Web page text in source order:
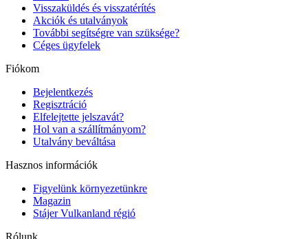
Visszaküldés és visszatérítés
Akciók és utalványok
További segítségre van szüksége?
Céges ügyfelek
Fiókom
Bejelentkezés
Regisztráció
Elfelejtette jelszavát?
Hol van a szállítmányom?
Utalvány beváltása
Hasznos információk
Figyelünk környezetünkre
Magazin
Stájer Vulkanland régió
Rólunk